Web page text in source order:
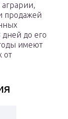
продажей
до его
имеют
от